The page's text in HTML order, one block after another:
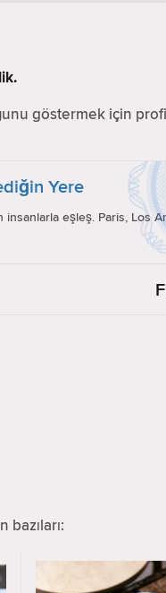
göstermek için
Yere
insanlarla eşleş. Paris, Los